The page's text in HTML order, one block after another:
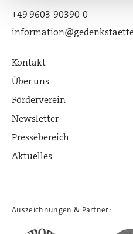
+49 9603-90390-0
Kontakt
Über uns
Förderverein
Newsletter
Pressebereich
Aktuelles
Auszeichnungen & Partner: